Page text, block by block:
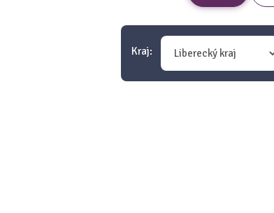
Kraj: